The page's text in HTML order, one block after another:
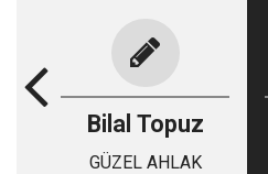
Bilal Topuz
GÜZEL AHLAK